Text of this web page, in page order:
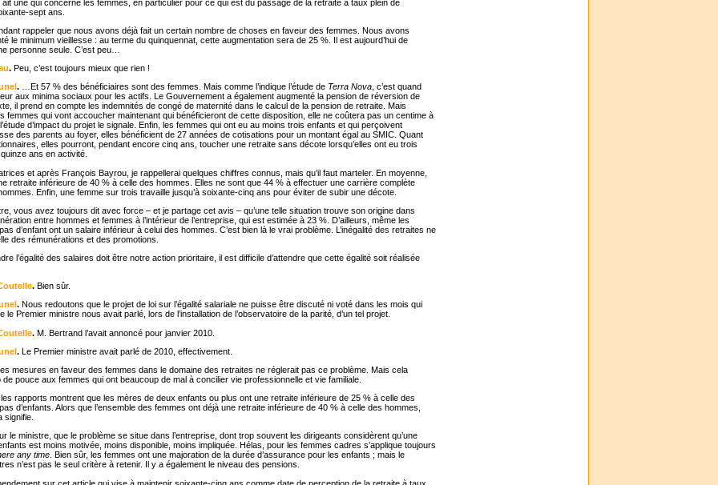
une qui concerne les femmes, en particulier pour ce qui est du passage de la retraite à taux plein de
sept ans.
rappeler que nous avons déjà fait un certain nombre de choses en faveur des femmes. Nous avons
le minimum vieillesse : au terme du quinquennat, cette augmentation sera de 25 %. Il est aujourd’hui de
personne seule. C’est peu…
. Peu, c’est toujours mieux que rien !
. …Et 57 % des bénéficiaires sont des femmes. Mais comme l’indique l’étude de Terra Nova, c’est quand
aux minima sociaux pour les actifs. Le Gouvernement a également augmenté la pension de réversion de
il prend en compte les indemnités de congé de maternité dans le calcul de la pension de retraite. Mais
femmes qui vont accoucher maintenant qui bénéficieront de cette disposition, elle ne coûtera pas un centime à
d’impact du projet le signale. Enfin, les femmes qui ont eu au moins trois enfants et qui perçoivent
des parents au foyer, elles bénéficient de 27 années de cotisations pour un montant égal au SMIC. Quant
elles pourront, pendant encore cinq ans, toucher une retraite sans décote lorsqu’elles ont eu trois
ans en activité.
et après François Bayrou, je rappellerai quelques chiffres connus, mais qu’il faut marteler. En moyenne,
retraite inférieure de 40 % à celle des hommes. Elles ne sont que 44 % à effectuer une carrière complète
Enfin, une femme sur trois travaille jusqu’à soixante-cinq ans pour éviter de subir une décote.
vous avez toujours dit avec force – et je partage cet avis – qu’une telle situation trouve son origine dans
entre hommes et femmes à l’intérieur de l’entreprise, qui est estimée à 23 %. D’ailleurs, même les
d’enfant ont un salaire inférieur à celui des hommes. C’est bien là le vrai problème. L’inégalité des retraites ne
des rémunérations et des promotions.
l’égalité des salaires doit être notre action prioritaire, il est difficile d’attendre que cette égalité soit réalisée
. Bien sûr.
. Nous redoutons que le projet de loi sur l’égalité salariale ne puisse être discuté ni voté dans les mois qui
le Premier ministre nous avait parlé, lors de l’installation de l’observatoire de la parité, d’un tel projet.
. M. Bertrand l’avait annoncé pour janvier 2010.
. Le Premier ministre avait parlé de 2010, effectivement.
mesures en faveur des femmes dans le domaine des retraites ne réglerait pas ce problème. Mais cela
pouce aux femmes qui ont beaucoup de mal à concilier vie professionnelle et vie familiale.
les rapports montrent que les mères de deux enfants ou plus ont une retraite inférieure de 25 % à celle des
d’enfants. Alors que l’ensemble des femmes ont déjà une retraite inférieure de 40 % à celle des hommes,
signifie.
le ministre, que le problème se situe dans l’entreprise, dont trop souvent les dirigeants considèrent qu’une
est moins motivée, moins disponible, moins impliquée. Hélas, pour les femmes cadres s’applique toujours
any time . Bien sûr, les femmes ont une majoration de la durée d’assurance pour les enfants ; mais le
n’est pas le seul critère à retenir. Il y a également le niveau des pensions.
sur cet article qui vise à maintenir soixante-cinq ans comme date de perception de la retraite à taux